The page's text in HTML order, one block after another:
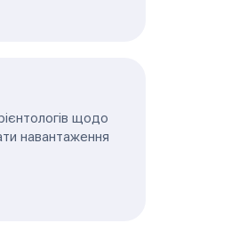
щодо
навантаження